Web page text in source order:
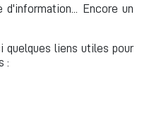
Encore un
quelques liens utiles pour
: